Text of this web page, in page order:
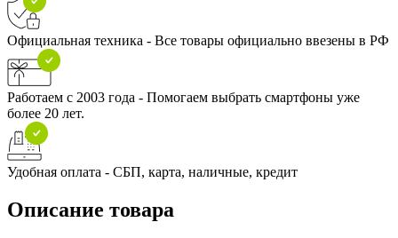
Официальная техника - Все товары официально ввезены в РФ
Работаем с 2003 года - Помогаем выбрать смартфоны уже
более 20 лет.
Удобная оплата - СБП, карта, наличные, кредит
Описание товара